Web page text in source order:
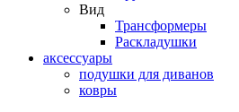
Вид
Трансформеры
Раскладушки
аксессуары
подушки для диванов
ковры